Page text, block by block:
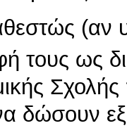
(αν
τους ως
δώσουν